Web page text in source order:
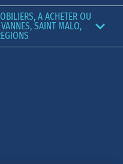
A ACHETER OU
SAINT MALO,